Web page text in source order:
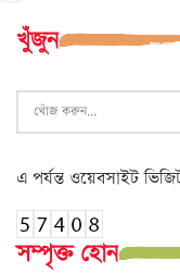
খুঁজুন
এ পর্যন্ত ওয়েবসাইট
সম্পৃক্ত হোন